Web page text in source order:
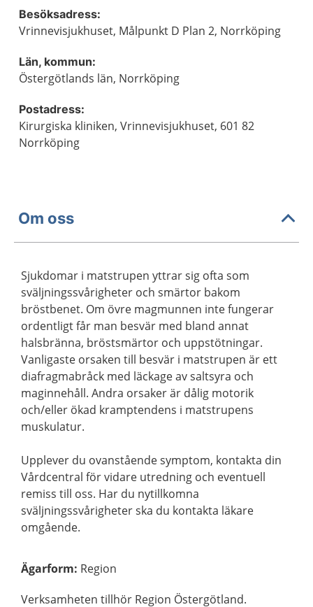
Besöksadress:
Vrinnevisjukhuset, Målpunkt D Plan 2, Norrköping
Län, kommun:
Östergötlands län, Norrköping
Postadress:
Kirurgiska kliniken, Vrinnevisjukhuset, 601 82
Norrköping
Om oss
Sjukdomar i matstrupen yttrar sig ofta som
sväljningssvårigheter och smärtor bakom
bröstbenet. Om övre magmunnen inte fungerar
ordentligt får man besvär med bland annat
halsbränna, bröstsmärtor och uppstötningar.
Vanligaste orsaken till besvär i matstrupen är ett
diafragmabråck med läckage av saltsyra och
maginnehåll. Andra orsaker är dålig motorik
och/eller ökad kramptendens i matstrupens
muskulatur.
Upplever du ovanstående symptom, kontakta din
Vårdcentral för vidare utredning och eventuell
remiss till oss. Har du nytillkomna
sväljningssvårigheter ska du kontakta läkare
omgående.
Ägarform: Region
Verksamheten tillhör Region Östergötland.